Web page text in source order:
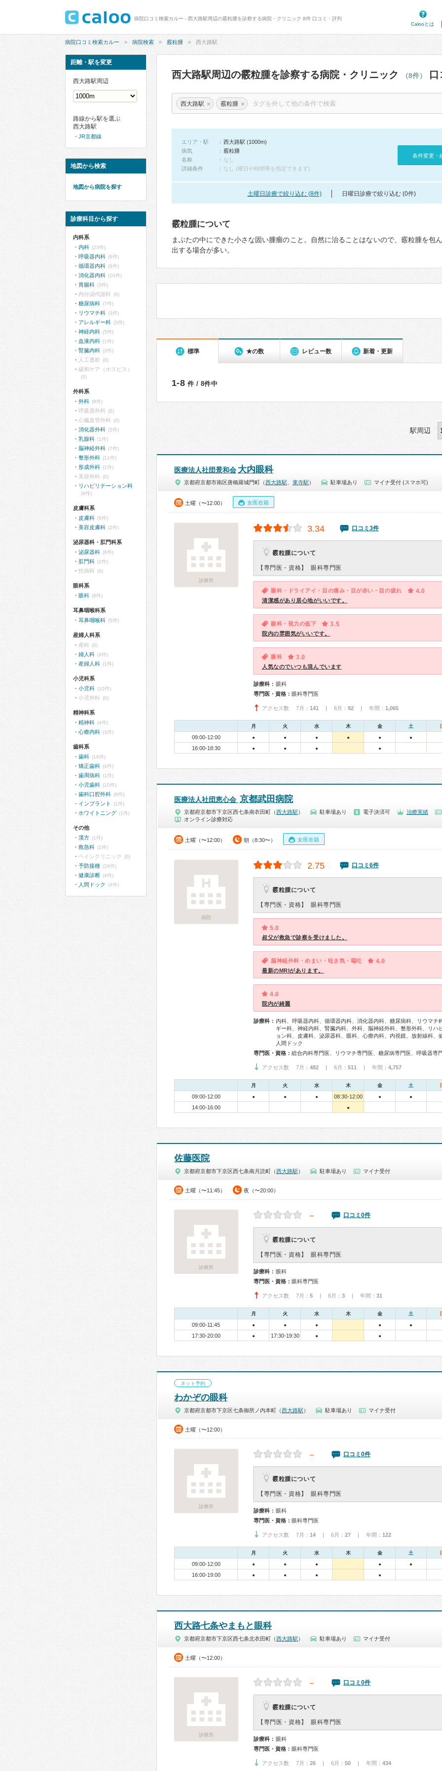
病院口コミ検索カルー - 西大路駅周辺の霰粒腫を診察する病院・クリニック 8件 口コミ・評判
Calooとは
病院口コミ検索カルー 病院検索 霰粒腫 西大路駅
西大路駅周辺の霰粒腫を診察する病院・クリニック （8件）
西大路駅 × 霰粒腫 ×
エリア・駅
西大路駅 (1000m)
病気
霰粒腫
名称
なし
詳細条件
なし (曜日や時間帯を指定できます)
条件変更・
土曜日診療で絞り込む (8件) 日曜日診療で絞り込む (0件)
霰粒腫について
まぶたの中にできた小さな固い腫瘤のこと。自然に治ることはないので、霰粒腫を包
出する場合が多い。
標準 ★の数 レビュー数 新着・更新
1-8 件 / 8件中
駅周辺
医療法人社団景和会 大内眼科
京都府京都市南区唐橋羅城門町（西大路駅 東寺駅 ） 駐車場あり マイナ受付 (スマホ可)
土曜（〜12:00） 女医在籍
診療所
3.34 口コミ3件
霰粒腫について
【専門医・資格】 眼科専門医
眼科・ドライアイ・目の痛み・目が赤い・目の疲れ 4.0
清潔感があり居心地がいいです。
眼科・視力の低下 3.5
院内の雰囲気がいいです。
眼科 3.0
人気なのでいつも混んでいます
診療科： 眼科
専門医・資格： 眼科専門医
アクセス数 7月： 141 | 6月： 92 | 年間： 1,065
月 火 水 木 金 土
09:00-12:00 ● ● ● ● ● ●
16:00-18:30 ● ● ● ●
医療法人社団恵心会 京都武田病院
京都府京都市下京区西七条南衣田町（西大路駅 ） 駐車場あり 電子決済可
治療実績
オンライン診療対応
土曜（〜12:00） 朝（8:30〜） 女医在籍
病院
2.75 口コミ6件
霰粒腫について
【専門医・資格】 眼科専門医
5.0
叔父が救急で診察を受けました。
脳神経外科・めまい・吐き気・嘔吐 4.0
最新のMRIがあります。
4.0
院内が綺麗
診療科： 内科、呼吸器内科、循環器内科、消化器内科、糖尿病科、リウマチ
ギー科、神経内科、腎臓内科、外科、脳神経外科、整形外科、リハ
ョン科、皮膚科、泌尿器科、眼科、心療内科、内視鏡、放射線科、
人間ドック
専門医・資格：
アクセス数 7月： 482 | 6月： 511 | 年間： 4,757
月 火 水 木 金 土
09:00-12:00 ● ● ● 08:30-12:00 ● ●
14:00-16:00 ●
佐藤医院
京都府京都市下京区西七条南月読町（西大路駅 ） 駐車場あり マイナ受付
土曜（〜11:45） 夜（〜20:00）
診療所
－ 口コミ0件
霰粒腫について
【専門医・資格】 眼科専門医
診療科： 眼科
専門医・資格： 眼科専門医
アクセス数 7月： 5 | 6月： 3 | 年間： 31
月 火 水 木 金 土
09:00-11:45 ● ● ● ● ●
17:30-20:00 ● 17:30-19:30 ● ●
ネット予約
わかぞの眼科
京都府京都市下京区七条御所ノ内本町（西大路駅 ） 駐車場あり マイナ受付
土曜（〜12:00）
診療所
－ 口コミ0件
霰粒腫について
【専門医・資格】 眼科専門医
診療科： 眼科
専門医・資格： 眼科専門医
アクセス数 7月： 14 | 6月： 27 | 年間： 122
月 火 水 木 金 土
09:00-12:00 ● ● ● ● ●
16:00-19:00 ● ● ● ●
西大路七条やまもと眼科
京都府京都市下京区西七条北衣田町（西大路駅 ） 駐車場あり マイナ受付
土曜（〜12:00）
診療所
－ 口コミ0件
霰粒腫について
【専門医・資格】 眼科専門医
診療科： 眼科
専門医・資格： 眼科専門医
アクセス数 7月： 26 | 6月： 50 | 年間： 434
距離・駅を変更
西大路駅周辺
路線から駅を選ぶ
西大路駅
JR京都線
地図から検索
地図から病院を探す
診療科目から探す
内科系
内科 (23件)
呼吸器内科 (6件)
循環器内科 (9件)
消化器内科 (10件)
胃腸科 (3件)
内分泌代謝科 (0)
糖尿病科 (7件)
リウマチ科 (3件)
アレルギー科 (3件)
神経内科 (5件)
血液内科 (1件)
腎臓内科 (3件)
人工透析 (0)
緩和ケア（ホスピス）
(0)
外科系
外科 (9件)
呼吸器外科 (0)
心臓血管外科 (0)
消化器外科 (2件)
乳腺科 (1件)
脳神経外科 (7件)
整形外科 (11件)
形成外科 (1件)
美容外科 (0)
リハビリテーション科
(9件)
皮膚科系
皮膚科 (5件)
美容皮膚科 (2件)
泌尿器科・肛門科系
泌尿器科 (6件)
肛門科 (2件)
性病科 (0)
眼科系
眼科 (8件)
耳鼻咽喉科系
耳鼻咽喉科 (5件)
産婦人科系
産科 (0)
婦人科 (3件)
産婦人科 (1件)
小児科系
小児科 (10件)
小児外科 (0)
精神科系
精神科 (4件)
心療内科 (3件)
歯科系
歯科 (16件)
矯正歯科 (4件)
歯周病科 (1件)
小児歯科 (10件)
歯科口腔外科 (6件)
インプラント (1件)
ホワイトニング (1件)
その他
漢方 (1件)
救急科 (1件)
ペインクリニック (0)
予防接種 (26件)
健康診断 (4件)
人間ドック (4件)